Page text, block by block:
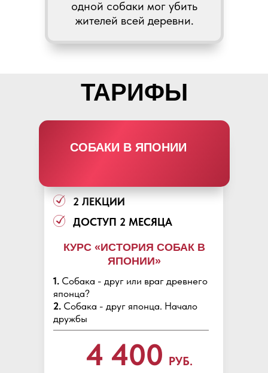
одной собаки мог убить
жителей всей деревни.
ТАРИФЫ
2 ЛЕКЦИИ
ДОСТУП 2 МЕСЯЦА
1. Собака - друг или враг древнего
японца?
2. Собака - друг японца. Начало
дружбы
4 400 РУБ.
СОБАКИ В ЯПОНИИ
КУРС «ИСТОРИЯ СОБАК В
ЯПОНИИ»